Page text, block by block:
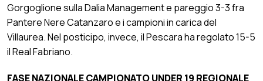
Gorgoglione sulla Dalia Management e pareggio 3-3 fra
Pantere Nere Catanzaro e i campioni in carica del
Villaurea. Nel posticipo, invece, il Pescara ha regolato 15-5
il Real Fabriano.
FASE NAZIONALE CAMPIONATO UNDER 19 REGIONALE